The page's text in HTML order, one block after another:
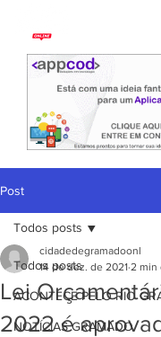
Post
Todos posts
ACONTECE PELO RIO
NOTÍCIAS GRAMADO
Todos posts
Lei
2022 é
cidadedegramadoonl
14 de dez. de 2021 2 min